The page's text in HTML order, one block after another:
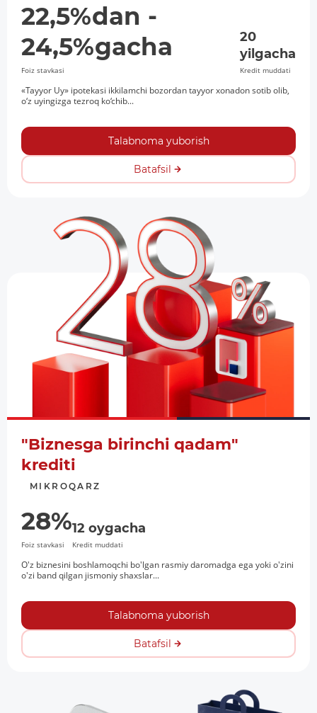
22,5%dan -
24,5%gacha
Foiz stavkasi
20
yilgacha
Kredit muddati
«Tayyor Uy» ipotekasi ikkilamchi bozordan tayyor xonadon sotib olib,
o‘z uyingizga tezroq ko‘chib...
Talabnoma yuborish
Batafsil
"Biznesga birinchi qadam"
krediti
MIKROQARZ
28%
Foiz stavkasi
12 oygacha
Kredit muddati
O'z biznesini boshlamoqchi bo'lgan rasmiy daromadga ega yoki o'zini
o'zi band qilgan jismoniy shaxslar...
Talabnoma yuborish
Batafsil